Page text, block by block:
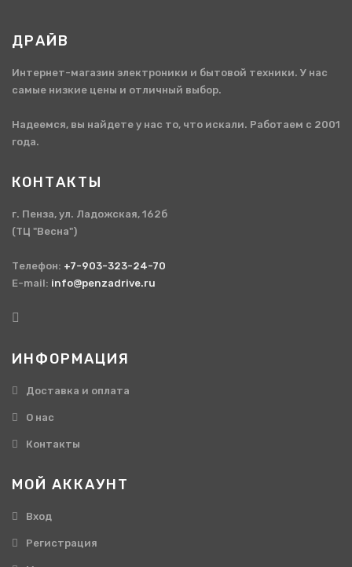
ДРАЙВ
Интернет-магазин электроники и бытовой техники. У нас
самые низкие цены и отличный выбор.
Надеемся, вы найдете у нас то, что искали. Работаем с 2001
года.
КОНТАКТЫ
г. Пенза, ул. Ладожская, 162б
(ТЦ "Весна")
Телефон: +7-903-323-24-70
E-mail: info@penzadrive.ru
ИНФОРМАЦИЯ
Доставка и оплата
О нас
Контакты
МОЙ АККАУНТ
Вход
Регистрация